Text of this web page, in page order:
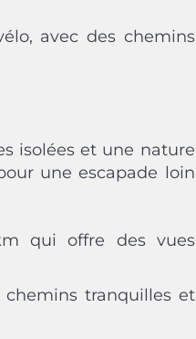
avec des chemins
isolées et une nature
une escapade loin
qui offre des vues
tranquilles et